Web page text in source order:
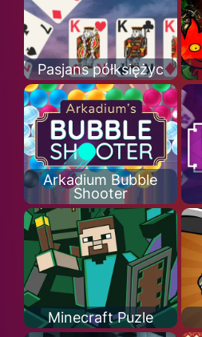
Pasjans półksiężyc
Arkadium Bubble
Shooter
Minecraft Puzle